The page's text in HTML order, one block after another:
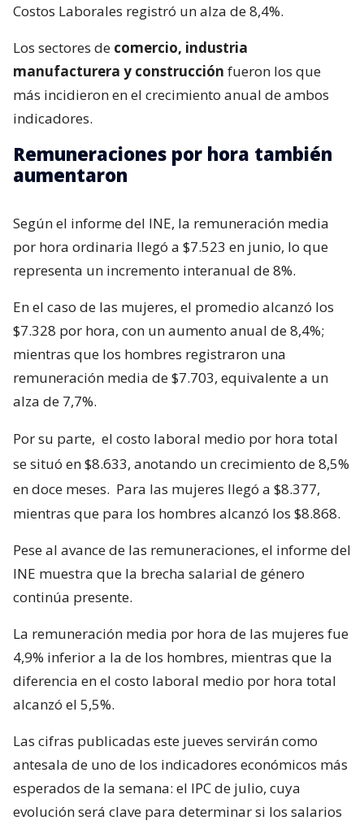
Costos Laborales registró un alza de 8,4%.
Los sectores de comercio, industria
manufacturera y construcción fueron los que
más incidieron en el crecimiento anual de ambos
indicadores.
Remuneraciones por hora también
aumentaron
Según el informe del INE, la remuneración media
por hora ordinaria llegó a $7.523 en junio, lo que
representa un incremento interanual de 8%.
En el caso de las mujeres, el promedio alcanzó los
$7.328 por hora, con un aumento anual de 8,4%;
mientras que los hombres registraron una
remuneración media de $7.703, equivalente a un
alza de 7,7%.
Por su parte, el costo laboral medio por hora total
se situó en $8.633, anotando un crecimiento de 8,5%
en doce meses. Para las mujeres llegó a $8.377,
mientras que para los hombres alcanzó los $8.868.
Pese al avance de las remuneraciones, el informe del
INE muestra que la brecha salarial de género
continúa presente.
La remuneración media por hora de las mujeres fue
4,9% inferior a la de los hombres, mientras que la
diferencia en el costo laboral medio por hora total
alcanzó el 5,5%.
Las cifras publicadas este jueves servirán como
antesala de uno de los indicadores económicos más
esperados de la semana: el IPC de julio, cuya
evolución será clave para determinar si los salarios